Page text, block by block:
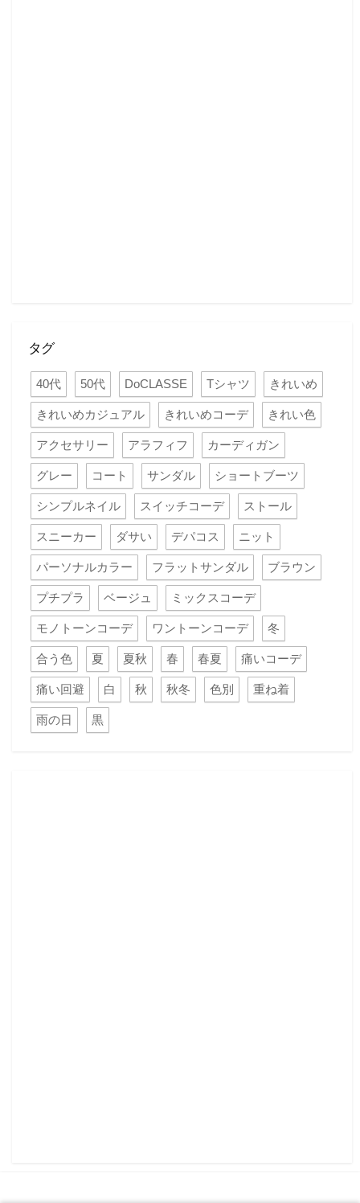
タグ
40代 50代 DoCLASSE Tシャツ きれいめ
きれいめカジュアル きれいめコーデ きれい色
アクセサリー アラフィフ カーディガン
グレー コート サンダル ショートブーツ
シンプルネイル スイッチコーデ ストール
スニーカー ダサい デパコス ニット
パーソナルカラー フラットサンダル ブラウン
プチプラ ベージュ ミックスコーデ
モノトーンコーデ ワントーンコーデ 冬
合う色 夏 夏秋 春 春夏 痛いコーデ
痛い回避 白 秋 秋冬 色別 重ね着
雨の日 黒